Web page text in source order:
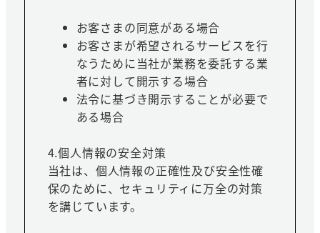
お客さまの同意がある場合
お客さまが希望されるサービスを行
なうために当社が業務を委託する業
者に対して開示する場合
法令に基づき開示することが必要で
ある場合
4.個人情報の安全対策
当社は、個人情報の正確性及び安全性確
保のために、セキュリティに万全の対策
を講じています。